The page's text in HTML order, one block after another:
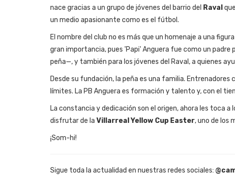
nace gracias a un grupo de jóvenes del barrio del Raval
un medio apasionante como es el fútbol.
El nombre del club no es más que un homenaje a una
gran importancia, pues 'Papi' Anguera fue como un padre
peña—, y también para los jóvenes del Raval, a quienes
Desde su fundación, la peña es una familia.
límites. La PB Anguera es formación y talento y, con el
La constancia y dedicación son el origen, ahora les toca
disfrutar de la Villarreal Yellow Cup Easter, uno de los
¡Som-hi!
Sigue toda la actualidad en nuestras redes sociales: